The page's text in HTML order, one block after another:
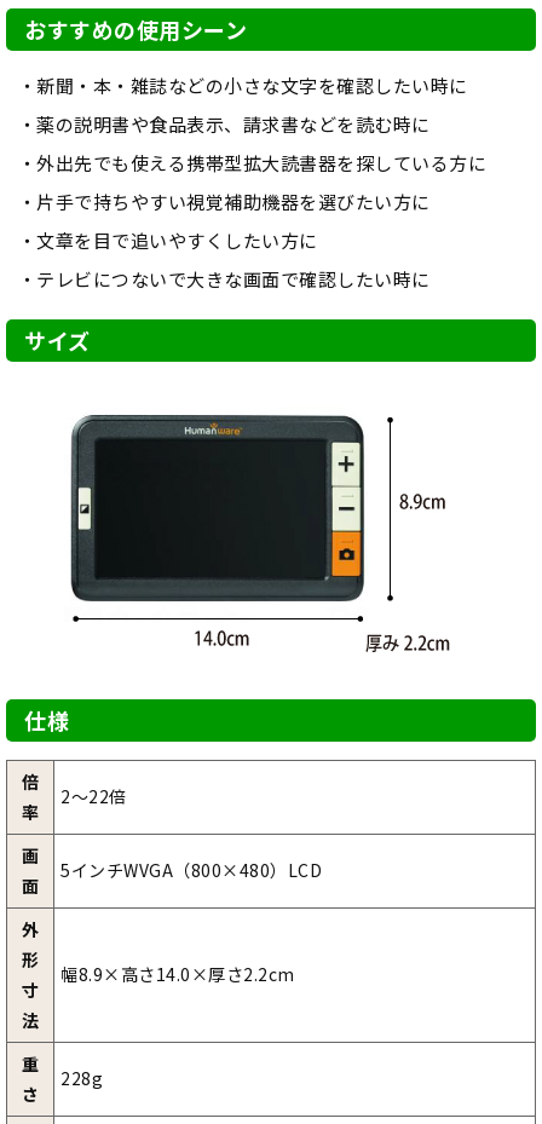
おすすめの使用シーン
新聞・本・雑誌などの小さな文字を確認したい時に
薬の説明書や食品表示、請求書などを読む時に
外出先でも使える携帯型拡大読書器を探している方に
片手で持ちやすい視覚補助機器を選びたい方に
文章を目で追いやすくしたい方に
テレビにつないで大きな画面で確認したい時に
サイズ
仕様
倍
率
2～22倍
画
面
5インチWVGA（800×480）LCD
外
形
寸
法
幅8.9×高さ14.0×厚さ2.2cm
重
さ
228g